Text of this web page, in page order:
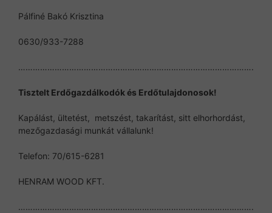
Pálfiné Bakó Krisztina
0630/933-7288
…………………………………………………………………………………….
Tisztelt Erdőgazdálkodók és Erdőtulajdonosok!
Kapálást, ültetést, metszést, takarítást, sitt elhorhordást,
mezőgazdasági munkát vállalunk!
Telefon: 70/615-6281
HENRAM WOOD KFT.
…………………………………………………………………………………….